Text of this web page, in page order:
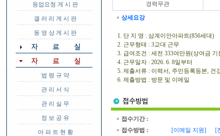
등업요청 게 시 판
갤 러 리 게 시 판
동 영 상 게 시 판
법 령 규 약
관 리 서 식
관 리 실 무
정 보 공 유
아 파 트 현 황
경력무관
상세요강
1. 단 지 명 : 삼계이안아파트(856세대)
2. 근무형태 : 3교대 근무
3. 급여조건 : 세전 333여만원(상여금 기
4. 근무일자 : 2026. 6. 8일부터
5. 제출서류 : 이력서, 주민등록등본, 건
6. 제출방법 : 방문 및 이메일
접수기간 :
접수방법 :
[이메일 지원] [